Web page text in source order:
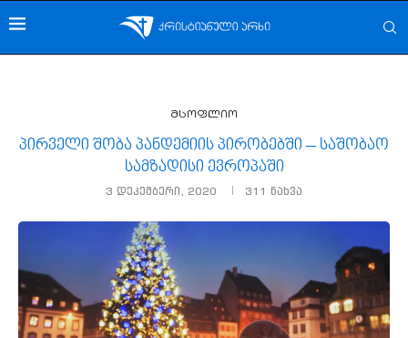
მსოფლიო
პირველი შობა პანდემიის პირობებში – საშობაო
სამზადისი ევროპაში
3 დეკემბერი, 2020 311 ნახვა